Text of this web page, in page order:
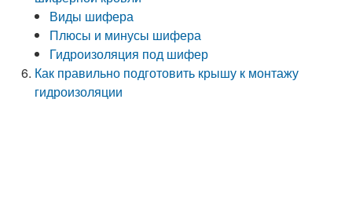
Виды шифера
Плюсы и минусы шифера
Гидроизоляция под шифер
Как правильно подготовить крышу к монтажу
гидроизоляции